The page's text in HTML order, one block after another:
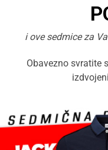
i ove sedmice za
Obavezno svratite